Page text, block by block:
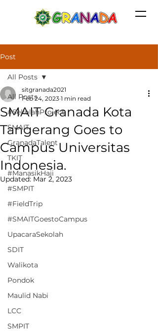
Post
All Posts
#SekolahProject
SMAIT
GranadaTalent
TKIT
#ManasikHaji
#SMPIT
#FieldTrip
#SMAITGoestoCampus
UpacaraSekolah
SDIT
Walikota
Pondok
Maulid Nabi
LCC
SMPIT
All Posts
SMAIT Granada Kota
Tangerang Goes to
Campus Universitas
Indonesia.
sitgranada2021
Feb 24, 2023 1 min read
Updated: Mar 2, 2023